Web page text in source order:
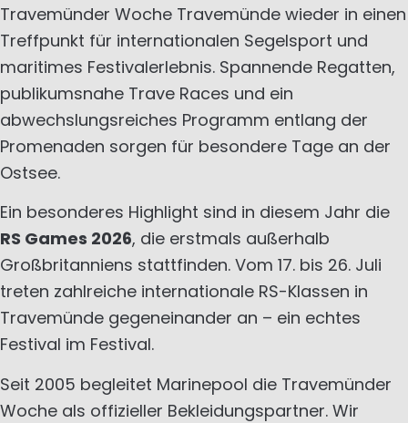
Travemünder Woche Travemünde wieder in einen
Treffpunkt für internationalen Segelsport und
maritimes Festivalerlebnis. Spannende Regatten,
publikumsnahe Trave Races und ein
abwechslungsreiches Programm entlang der
Promenaden sorgen für besondere Tage an der
Ostsee.
Ein besonderes Highlight sind in diesem Jahr die
RS Games 2026, die erstmals außerhalb
Großbritanniens stattfinden. Vom 17. bis 26. Juli
treten zahlreiche internationale RS-Klassen in
Travemünde gegeneinander an – ein echtes
Festival im Festival.
Seit 2005 begleitet Marinepool die Travemünder
Woche als offizieller Bekleidungspartner. Wir